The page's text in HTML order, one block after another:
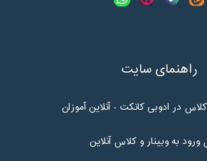
راهنمای سایت
در ادوبی کانکت - آنلاین آموزان
به وبینار و کلاس آنلاین